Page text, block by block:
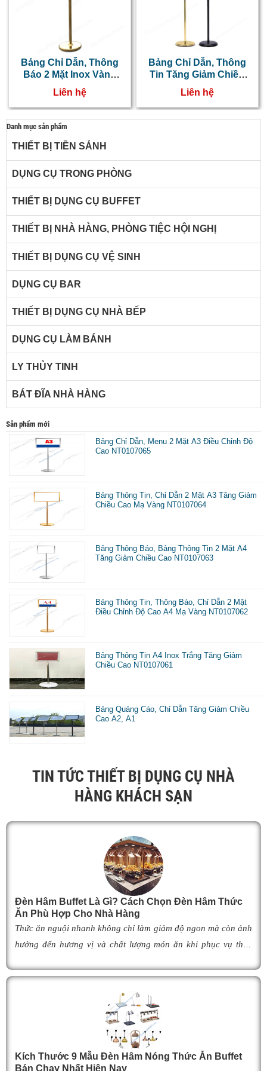
Bảng Chỉ Dẫn, Thông
Báo 2 Mặt Inox Vàng
Khổ A4 Dọc
Liên hệ
Bảng Chỉ Dẫn, Thông
Tin Tăng Giảm Chiều
Cao A4 Inox Vàng
Liên hệ
Danh mục sản phẩm
THIẾT BỊ TIỀN SẢNH
DỤNG CỤ TRONG PHÒNG
THIẾT BỊ DỤNG CỤ BUFFET
THIẾT BỊ NHÀ HÀNG, PHÒNG TIỆC HỘI NGHỊ
THIẾT BỊ DỤNG CỤ VỆ SINH
DỤNG CỤ BAR
THIẾT BỊ DỤNG CỤ NHÀ BẾP
DỤNG CỤ LÀM BÁNH
LY THỦY TINH
BÁT ĐĨA NHÀ HÀNG
Sản phẩm mới
Bảng Chỉ Dẫn, Menu 2 Mặt A3 Điều Chỉnh Độ
Cao NT0107065
Bảng Thông Tin, Chỉ Dẫn 2 Mặt A3 Tăng Giảm
Chiều Cao Mạ Vàng NT0107064
Bảng Thông Báo, Bảng Thông Tin 2 Mặt A4
Tăng Giảm Chiều Cao NT0107063
Bảng Thông Tin, Thông Báo, Chỉ Dẫn 2 Mặt
Điều Chỉnh Độ Cao A4 Mạ Vàng NT0107062
Bảng Thông Tin A4 Inox Trắng Tăng Giảm
Chiều Cao NT0107061
Bảng Quảng Cáo, Chỉ Dẫn Tăng Giảm Chiều
Cao A2, A1
TIN TỨC THIẾT BỊ DỤNG CỤ NHÀ
HÀNG KHÁCH SẠN
Đèn Hâm Buffet Là Gì? Cách Chọn Đèn Hâm Thức
Ăn Phù Hợp Cho Nhà Hàng
Thức ăn nguội nhanh không chỉ làm giảm độ ngon mà còn ảnh
hưởng đến hương vị và chất lượng món ăn khi phục vụ thực
thành giải pháp được nhiều nhà hàng, khách sạn và khu nghỉ
dưỡng lựa chọn nhờ khả năng giữ cho món ăn luôn ấm nóng,
thơm ngon như vừa mới chế biến. Vậy
tạo như thế nào, hoạt động ra sao và làm thế nào để lựa chọn
èn hâm nóng thức ănphù hợp, giúp tối ưu hiệu
quả giữ nhiệt cũng như nâng cao tính chuyên nghiệp cho
Kích Thước 9 Mẫu Đèn Hâm Nóng Thức Ăn Buffet
Bán Chạy Nhất Hiện Nay